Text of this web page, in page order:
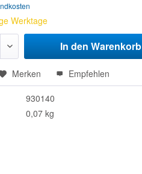
Werktage
In den Warenkorb
Merken Empfehlen
930140
0,07 kg